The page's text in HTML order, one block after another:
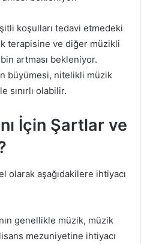
koşulları tedavi etmedeki
terapisine ve diğer müzikli
artması bekleniyor.
büyümesi, nitelikli müzik
sınırlı olabilir.
İçin Şartlar ve
olarak aşağıdakilere ihtiyacı
genellikle müzik, müzik
mezuniyetine ihtiyacı